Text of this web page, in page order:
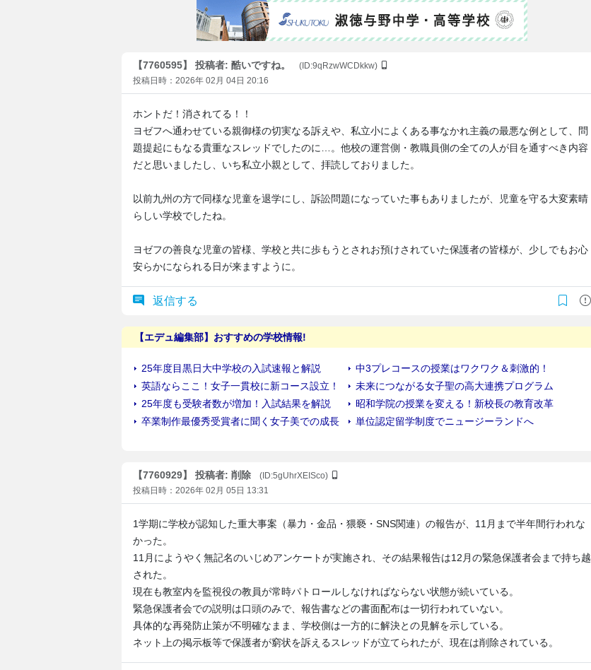
【7760595】 投稿者: 酷いですね。
(ID:9qRzwWCDkkw)
投稿日時：2026年 02月 04日 20:16
ホントだ！消されてる！！
ヨゼフへ通わせている親御様の切実なる訴えや、私立小によくある事なかれ主義の最悪な例として、問
題提起にもなる貴重なスレッドでしたのに…。他校の運営側・教職員側の全ての人が目を通すべき内容
だと思いましたし、いち私立小親として、拝読しておりました。
以前九州の方で同様な児童を退学にし、訴訟問題になっていた事もありましたが、児童を守る大変素晴
らしい学校でしたね。
ヨゼフの善良な児童の皆様、学校と共に歩もうとされお預けされていた保護者の皆様が、少しでもお心
安らかになられる日が来ますように。
返信する
【7760929】 投稿者: 削除
(ID:5gUhrXEISco)
投稿日時：2026年 02月 05日 13:31
1学期に学校が認知した重大事案（暴力・金品・猥褻・SNS関連）の報告が、11月まで半年間行われな
かった。
11月にようやく無記名のいじめアンケートが実施され、その結果報告は12月の緊急保護者会まで持ち越
された。
現在も教室内を監視役の教員が常時パトロールしなければならない状態が続いている。
緊急保護者会での説明は口頭のみで、報告書などの書面配布は一切行われていない。
具体的な再発防止策が不明確なまま、学校側は一方的に解決との見解を示している。
ネット上の掲示板等で保護者が窮状を訴えるスレッドが立てられたが、現在は削除されている。